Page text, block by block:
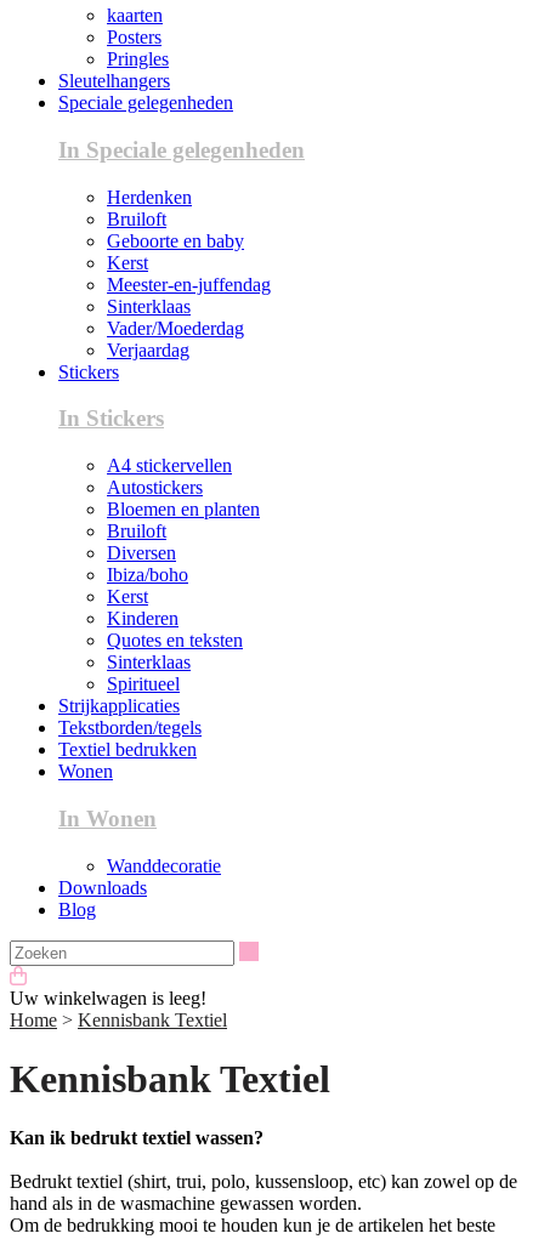
kaarten
Posters
Pringles
Sleutelhangers
Speciale gelegenheden
In Speciale gelegenheden
Herdenken
Bruiloft
Geboorte en baby
Kerst
Meester-en-juffendag
Sinterklaas
Vader/Moederdag
Verjaardag
Stickers
In Stickers
A4 stickervellen
Autostickers
Bloemen en planten
Bruiloft
Diversen
Ibiza/boho
Kerst
Kinderen
Quotes en teksten
Sinterklaas
Spiritueel
Strijkapplicaties
Tekstborden/tegels
Textiel bedrukken
Wonen
In Wonen
Wanddecoratie
Downloads
Blog
Uw winkelwagen is leeg!
Home > Kennisbank Textiel
Kennisbank Textiel
Kan ik bedrukt textiel wassen?
Bedrukt textiel (shirt, trui, polo, kussensloop, etc) kan zowel op de
hand als in de wasmachine gewassen worden.
Om de bedrukking mooi te houden kun je de artikelen het beste